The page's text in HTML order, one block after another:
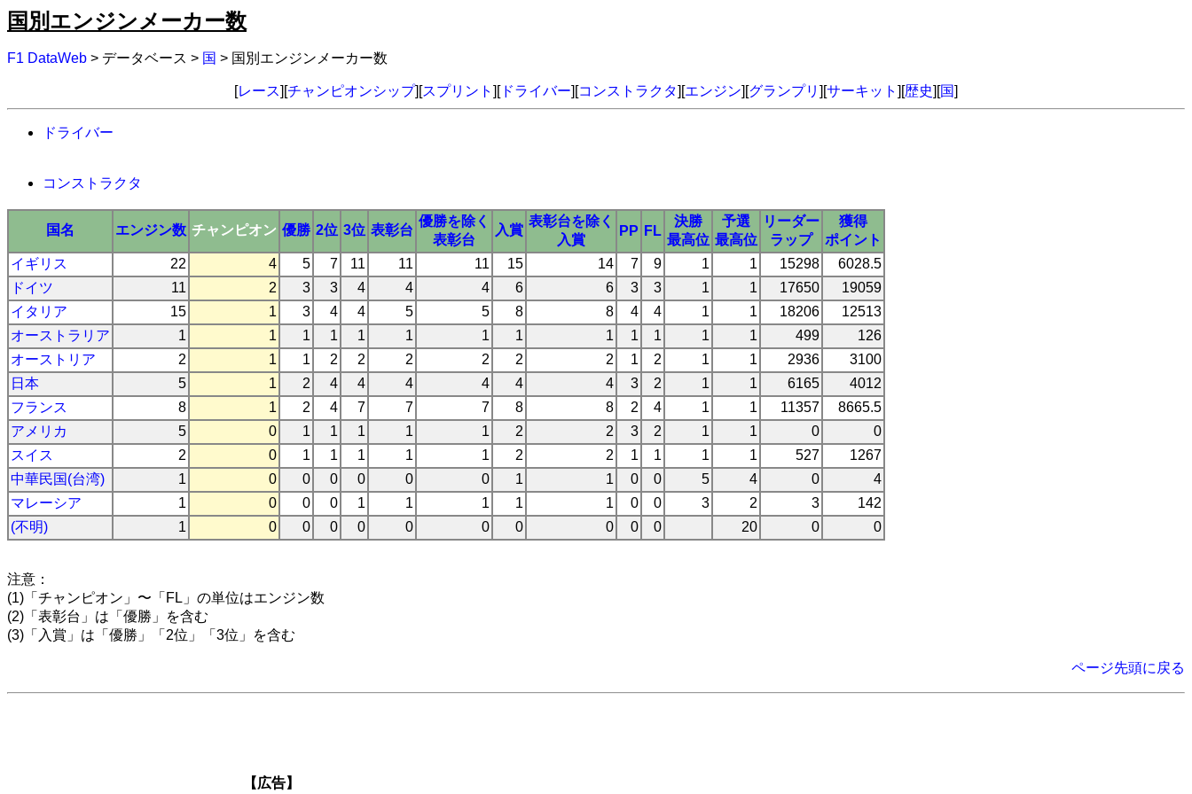
国別エンジンメーカー数
F1 DataWeb > データベース > 国 > 国別エンジンメーカー数
[レース][チャンピオンシップ][スプリント ][ドライバー][コンストラクタ][エンジン][グランプリ ][サーキット ][歴史][国]
ドライバー
コンストラクタ
国名 エンジン数 チャンピオン 優勝 2位 3位 表彰台
優勝を除く
表彰台
入賞
表彰台を除く
入賞
PP FL
決勝
最高位
予選
最高位
リーダー
ラップ
獲得
ポイント
イギリス
22 4 5 7 11 11 11 15 14 7 9 1 1 15298
6028.5
ドイツ
11 2 3 3 4 4 4 6 6 3 3 1 1 17650
19059
イタリア
15 1 3 4 4 5 5 8 8 4 4 1 1 18206
12513
オーストラリア
1 1 1 1 1 1 1 1 1 1 1 1 1 499
126
オーストリア
2 1 1 2 2 2 2 2 2 1 2 1 1 2936
3100
日本
5 1 2 4 4 4 4 4 4 3 2 1 1 6165
4012
フランス
8 1 2 4 7 7 7 8 8 2 4 1 1 11357
8665.5
アメリカ
5 0 1 1 1 1 1 2 2 3 2 1 1 0
0
スイス
2 0 1 1 1 1 1 2 2 1 1 1 1 527
1267
中華民国(台湾)
1 0 0 0 0 0 0 1 1 0 0 5 4 0
4
マレーシア
1 0 0 0 1 1 1 1 1 0 0 3 2 3
142
(不明)
1 0 0 0 0 0 0 0 0 0 0 20 0 0
注意：
(1)「チャンピオン」〜「FL」の単位はエンジン数
(2)「表彰台」は「優勝」を含む
(3)「入賞」は「優勝」「2位」「3位」を含む
ページ先頭に戻る
【広告】